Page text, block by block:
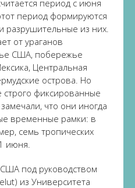
период с июня
период формируются
разрушительные из них.
от ураганов
США, побережье
Центральная
острова. Но
фиксированные
что они иногда
временные рамки: в
семь тропических
июня.
под руководством
из Университета